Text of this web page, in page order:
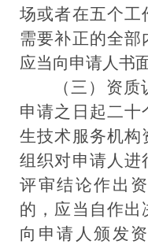
场或者在五个工
需要补正的全部
应当向申请人书
（三）资
申请之日起二十
生技术服务机构
组织对申请人进
评审结论作出
的，应当自作出
向申请人颁发